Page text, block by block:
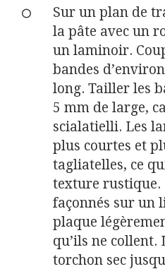
Sur un plan de
la pâte avec un
un laminoir.
bandes
long. Tailler les
5 mm de large,
scialatielli. Les
plus courtes et
tagliatelles, ce
texture rustique.
façonnés sur un
plaque
qu’ils ne collent.
torchon sec